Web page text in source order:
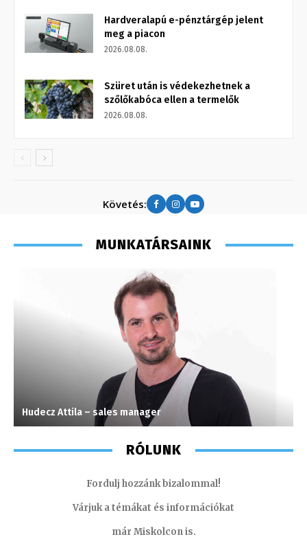
Hardveralapú e-pénztárgép jelent
meg a piacon
2026.08.08.
Szüret után is védekezhetnek a
szőlőkabóca ellen a termelők
2026.08.08.
Követés:
MUNKATÁRSAINK
Hudecz Attila – sales manager
RÓLUNK
Fordulj hozzánk bizalommal!
Várjuk a témákat és információkat
már Miskolcon is.